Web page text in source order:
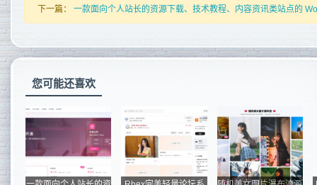
下一篇： 一款面向个人站长的资源下载、技术教程、内容资讯类站点的
您可能还喜欢